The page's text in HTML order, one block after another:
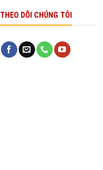
THEO DÕI CHÚNG TÔI